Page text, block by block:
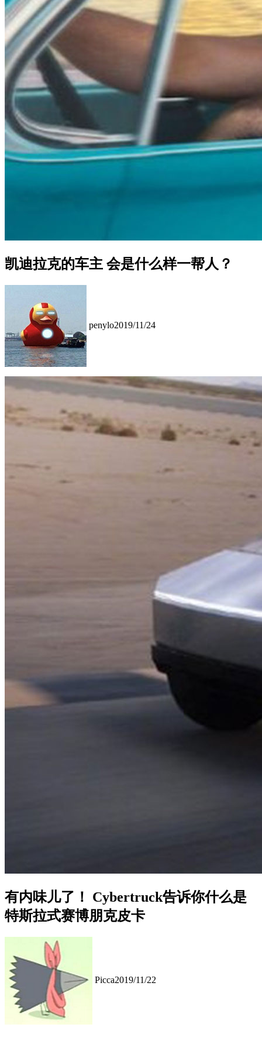
凯迪拉克的车主 会是什么样一帮人？
penylo2019/11/24
有内味儿了！ Cybertruck告诉你什么是
特斯拉式赛博朋克皮卡
Picca2019/11/22